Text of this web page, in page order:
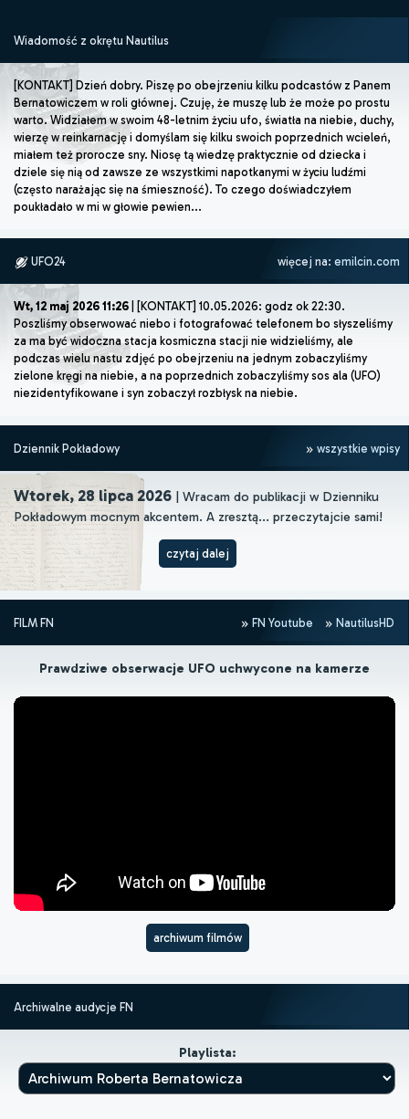
Wiadomość z okrętu Nautilus
[KONTAKT] Dzień dobry. Piszę po obejrzeniu kilku podcastów z Panem
Bernatowiczem w roli głównej. Czuję, że muszę lub że może po prostu
warto. Widziałem w swoim 48-letnim życiu ufo, światła na niebie, duchy,
wierzę w reinkarnację i domyślam się kilku swoich poprzednich wcieleń,
miałem też prorocze sny. Niosę tą wiedzę praktycznie od dziecka i
dziele się nią od zawsze ze wszystkimi napotkanymi w życiu ludźmi
(często narażając się na śmieszność). To czego doświadczyłem
poukładało w mi w głowie pewien...
UFO24 więcej na: emilcin.com
Wt, 12 maj 2026 11:26 | [KONTAKT] 10.05.2026: godz ok 22:30.
Poszliśmy obserwować niebo i fotografować telefonem bo słyszeliśmy
za ma być widoczna stacja kosmiczna stacji nie widzieliśmy, ale
podczas wielu nastu zdjęć po obejrzeniu na jednym zobaczyliśmy
zielone kręgi na niebie, a na poprzednich zobaczyliśmy sos ala (UFO)
niezidentyfikowane i syn zobaczył rozbłysk na niebie.
Dziennik Pokładowy wszystkie wpisy
Wtorek, 28 lipca 2026 | Wracam do publikacji w Dzienniku
Pokładowym mocnym akcentem. A zresztą... przeczytajcie sami!
czytaj dalej
FILM FN FN Youtube NautilusHD
Prawdziwe obserwacje UFO uchwycone na kamerze
archiwum filmów
Archiwalne audycje FN
Playlista: